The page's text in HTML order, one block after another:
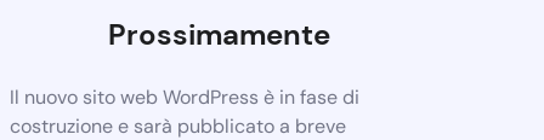
Prossimamente
Il nuovo sito web WordPress è in fase di
costruzione e sarà pubblicato a breve